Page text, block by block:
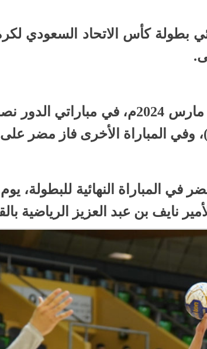
بطولة كأس الاتحاد السعودي
وفاز الثنائي أمس الخميس 21 مارس